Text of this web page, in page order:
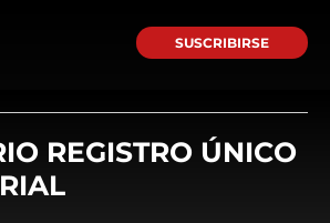
SUSCRIBIRSE
REGISTRO ÚNICO